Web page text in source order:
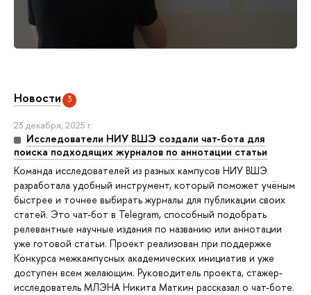
Новости 3
23 декабря, 2025 г.
Исследователи НИУ ВШЭ создали чат-бота для
поиска подходящих журналов по аннотации статьи
Команда исследователей из разных кампусов НИУ ВШЭ
разработала удобный инструмент, который поможет учёным
быстрее и точнее выбирать журналы для публикации своих
статей. Это чат-бот в Telegram, способный подобрать
релевантные научные издания по названию или аннотации
уже готовой статьи. Проект реализован при поддержке
Конкурса межкампусных академических инициатив и уже
доступен всем желающим. Руководитель проекта, стажер-
исследователь МЛЭНА Никита Маткин рассказал о чат-боте.